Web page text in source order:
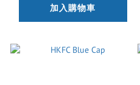
加入購物車